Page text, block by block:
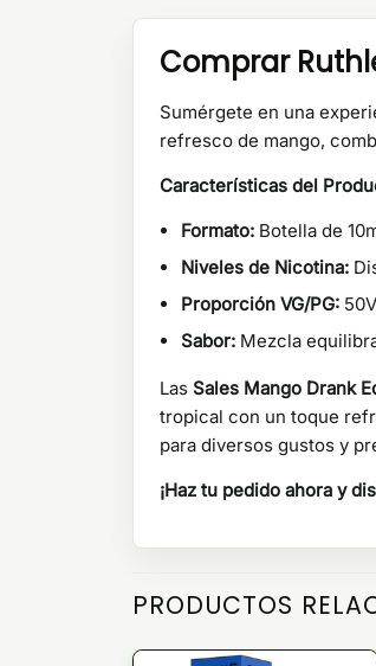
Comprar
Sumérgete en una
refresco de mango,
Características del
Formato: Botella de
Niveles de Nicotina:
Proporción VG/PG:
Sabor: Mezcla
Las Sales Mango Drank
tropical con un toque
para diversos gustos y
¡Haz tu pedido ahora y
PRODUCTOS